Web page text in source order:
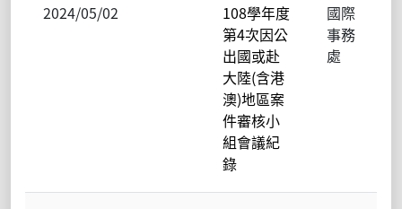
2024/05/02
108學年度
第4次因公
出國或赴
大陸(含港
澳)地區案
件審核小
組會議紀
錄
國際
事務
處